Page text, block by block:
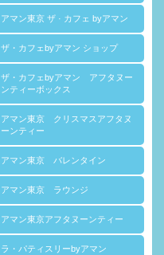
アマン東京 ザ · カフェ byアマン
ザ・カフェbyアマン ショップ
ザ・カフェbyアマン アフタヌー
ンティーボックス
アマン東京 クリスマスアフタヌ
ーンティー
アマン東京 バレンタイン
アマン東京 ラウンジ
アマン東京アフタヌーンティー
ラ・パティスリーbyアマン